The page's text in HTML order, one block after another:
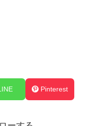
Pinterest